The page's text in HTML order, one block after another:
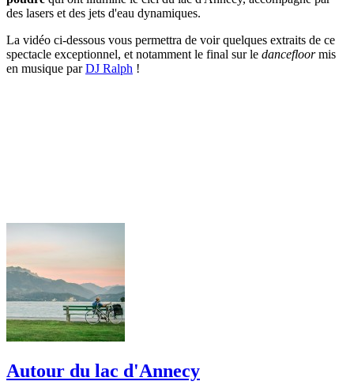
des lasers et des jets d'eau dynamiques.
La vidéo ci-dessous vous permettra de voir quelques extraits de ce
spectacle exceptionnel, et notamment le final sur le dancefloormis
en musique parDJ Ralph !
Autour du lac d'Annecy